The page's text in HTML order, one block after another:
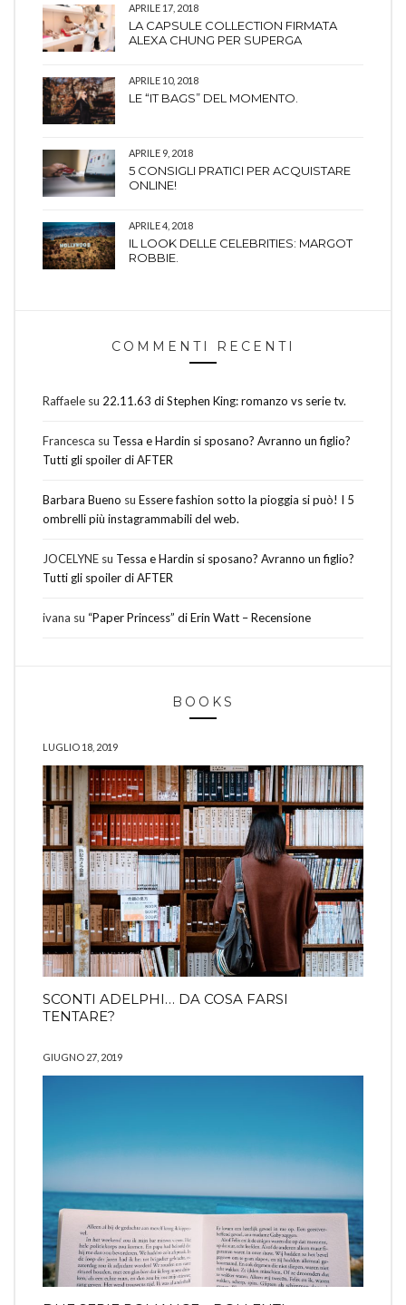
APRILE 17, 2018
LA CAPSULE COLLECTION FIRMATA
ALEXA CHUNG PER SUPERGA
APRILE 10, 2018
LE “IT BAGS” DEL MOMENTO.
APRILE 9, 2018
5 CONSIGLI PRATICI PER ACQUISTARE
ONLINE!
APRILE 4, 2018
IL LOOK DELLE CELEBRITIES: MARGOT
ROBBIE.
COMMENTI RECENTI
Raffaele su 22.11.63 di Stephen King: romanzo vs serie tv.
Francesca su Tessa e Hardin si sposano? Avranno un figlio?
Tutti gli spoiler di AFTER
Barbara Bueno su Essere fashion sotto la pioggia si può! I 5
ombrelli più instagrammabili del web.
JOCELYNE su Tessa e Hardin si sposano? Avranno un figlio?
Tutti gli spoiler di AFTER
ivana su “Paper Princess” di Erin Watt – Recensione
BOOKS
LUGLIO 18, 2019
SCONTI ADELPHI… DA COSA FARSI
TENTARE?
GIUGNO 27, 2019